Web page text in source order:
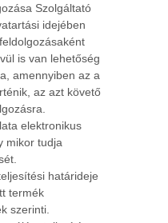
Szolgáltató
idejében
is van lehetőség
amennyiben az a
az azt követő
elektronikus
mikor tudja
határideje
termék
szerinti.